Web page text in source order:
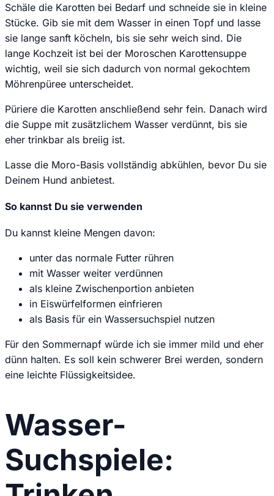
Schäle die Karotten bei Bedarf und schneide sie in kleine
Stücke. Gib sie mit dem Wasser in einen Topf und lasse
sie lange sanft köcheln, bis sie sehr weich sind. Die
lange Kochzeit ist bei der Moroschen Karottensuppe
wichtig, weil sie sich dadurch von normal gekochtem
Möhrenpüree unterscheidet.
Püriere die Karotten anschließend sehr fein. Danach wird
die Suppe mit zusätzlichem Wasser verdünnt, bis sie
eher trinkbar als breiig ist.
Lasse die Moro-Basis vollständig abkühlen, bevor Du sie
Deinem Hund anbietest.
So kannst Du sie verwenden
Du kannst kleine Mengen davon:
unter das normale Futter rühren
mit Wasser weiter verdünnen
als kleine Zwischenportion anbieten
in Eiswürfelformen einfrieren
als Basis für ein Wassersuchspiel nutzen
Für den Sommernapf würde ich sie immer mild und eher
dünn halten. Es soll kein schwerer Brei werden, sondern
eine leichte Flüssigkeitsidee.
Wasser-
Suchspiele: